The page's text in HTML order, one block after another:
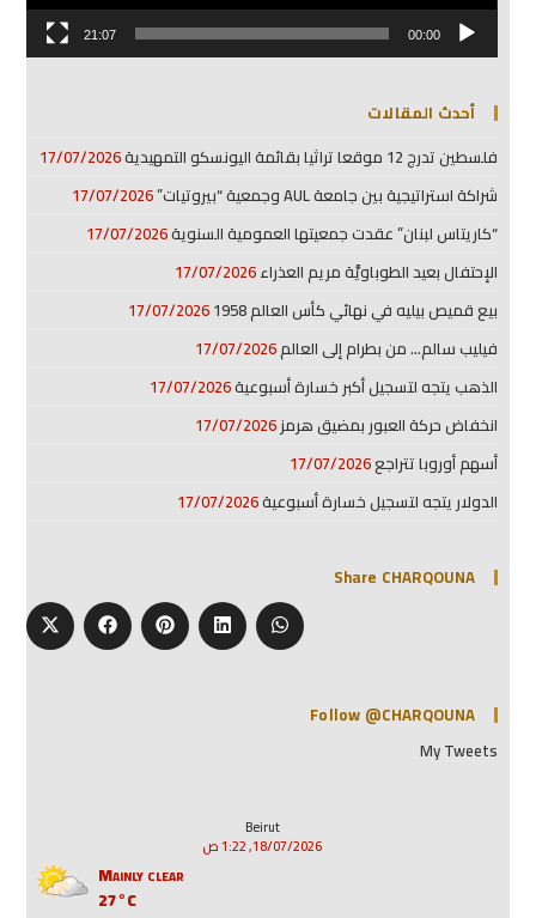
00:00
21:07
أحدث المقالات
فلسطين تدرج 12 موقعا تراثيا بقائمة اليونسكو التمهيدية
17/07/2026
شراكة استراتيجية بين جامعة AUL وجمعية “بيروتيات”
17/07/2026
“كاريتاس لبنان” عقدت جمعيتها العمومية السنوية17/07/2026
الإحتفال بعيد الطوباويَّة مريم العذراء17/07/2026
بيع قميص بيليه في نهائي كأس العالم 1958
17/07/2026
فيليب سالم… من بطرام إلى العالم17/07/2026
الذهب يتجه لتسجيل أكبر خسارة أسبوعية17/07/2026
انخفاض حركة العبور بمضيق هرمز17/07/2026
أسهم أوروبا تتراجع17/07/2026
الدولار يتجه لتسجيل خسارة أسبوعية17/07/2026
Share CHARQOUNA
Follow @CHARQOUNA
My Tweets
Beirut
18/07/2026, 1:22 ص
Mainly clear
27°C